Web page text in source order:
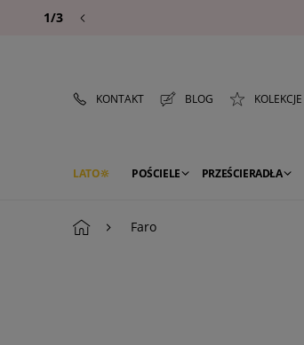
1/3
KONTAKT BLOG KOLEKCJE
LATO POŚCIELE PRZEŚCIERADŁA
Faro